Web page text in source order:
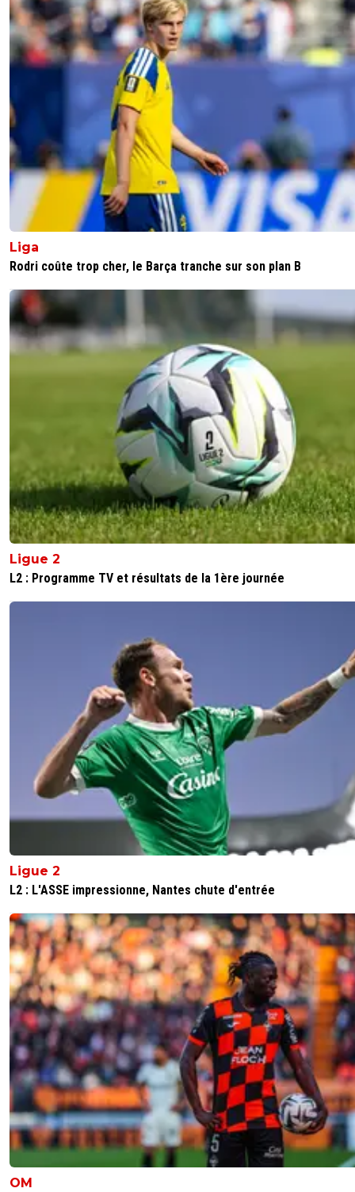
Liga
Rodri coûte trop cher, le Barça tranche sur son plan B
Ligue 2
L2 : Programme TV et résultats de la 1ère journée
Ligue 2
L2 : L'ASSE impressionne, Nantes chute d'entrée
OM